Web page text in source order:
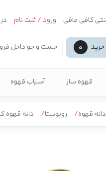
کافی مافی ورود / ثبت نام
۰
قهوه ساز آسیاب قهوه
دانه قهوه روبوستا دانه قهوه کامرون